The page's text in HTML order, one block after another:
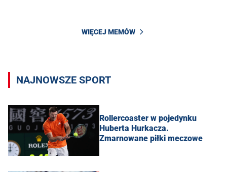
WIĘCEJ MEMÓW
NAJNOWSZE SPORT
Rollercoaster w pojedynku
Huberta Hurkacza.
Zmarnowane piłki meczowe